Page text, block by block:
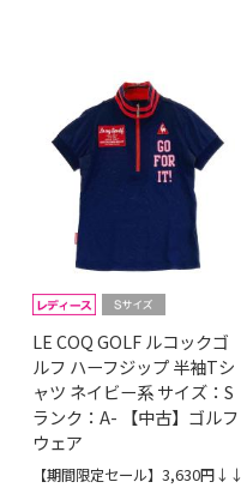
LE COQ GOLF ルコックゴ
ルフ ハーフジップ 半袖Tシ
ャツ ネイビー系 サイズ：S
ランク：A- 【中古】ゴルフ
ウェア
【期間限定セール】3,630円↓↓